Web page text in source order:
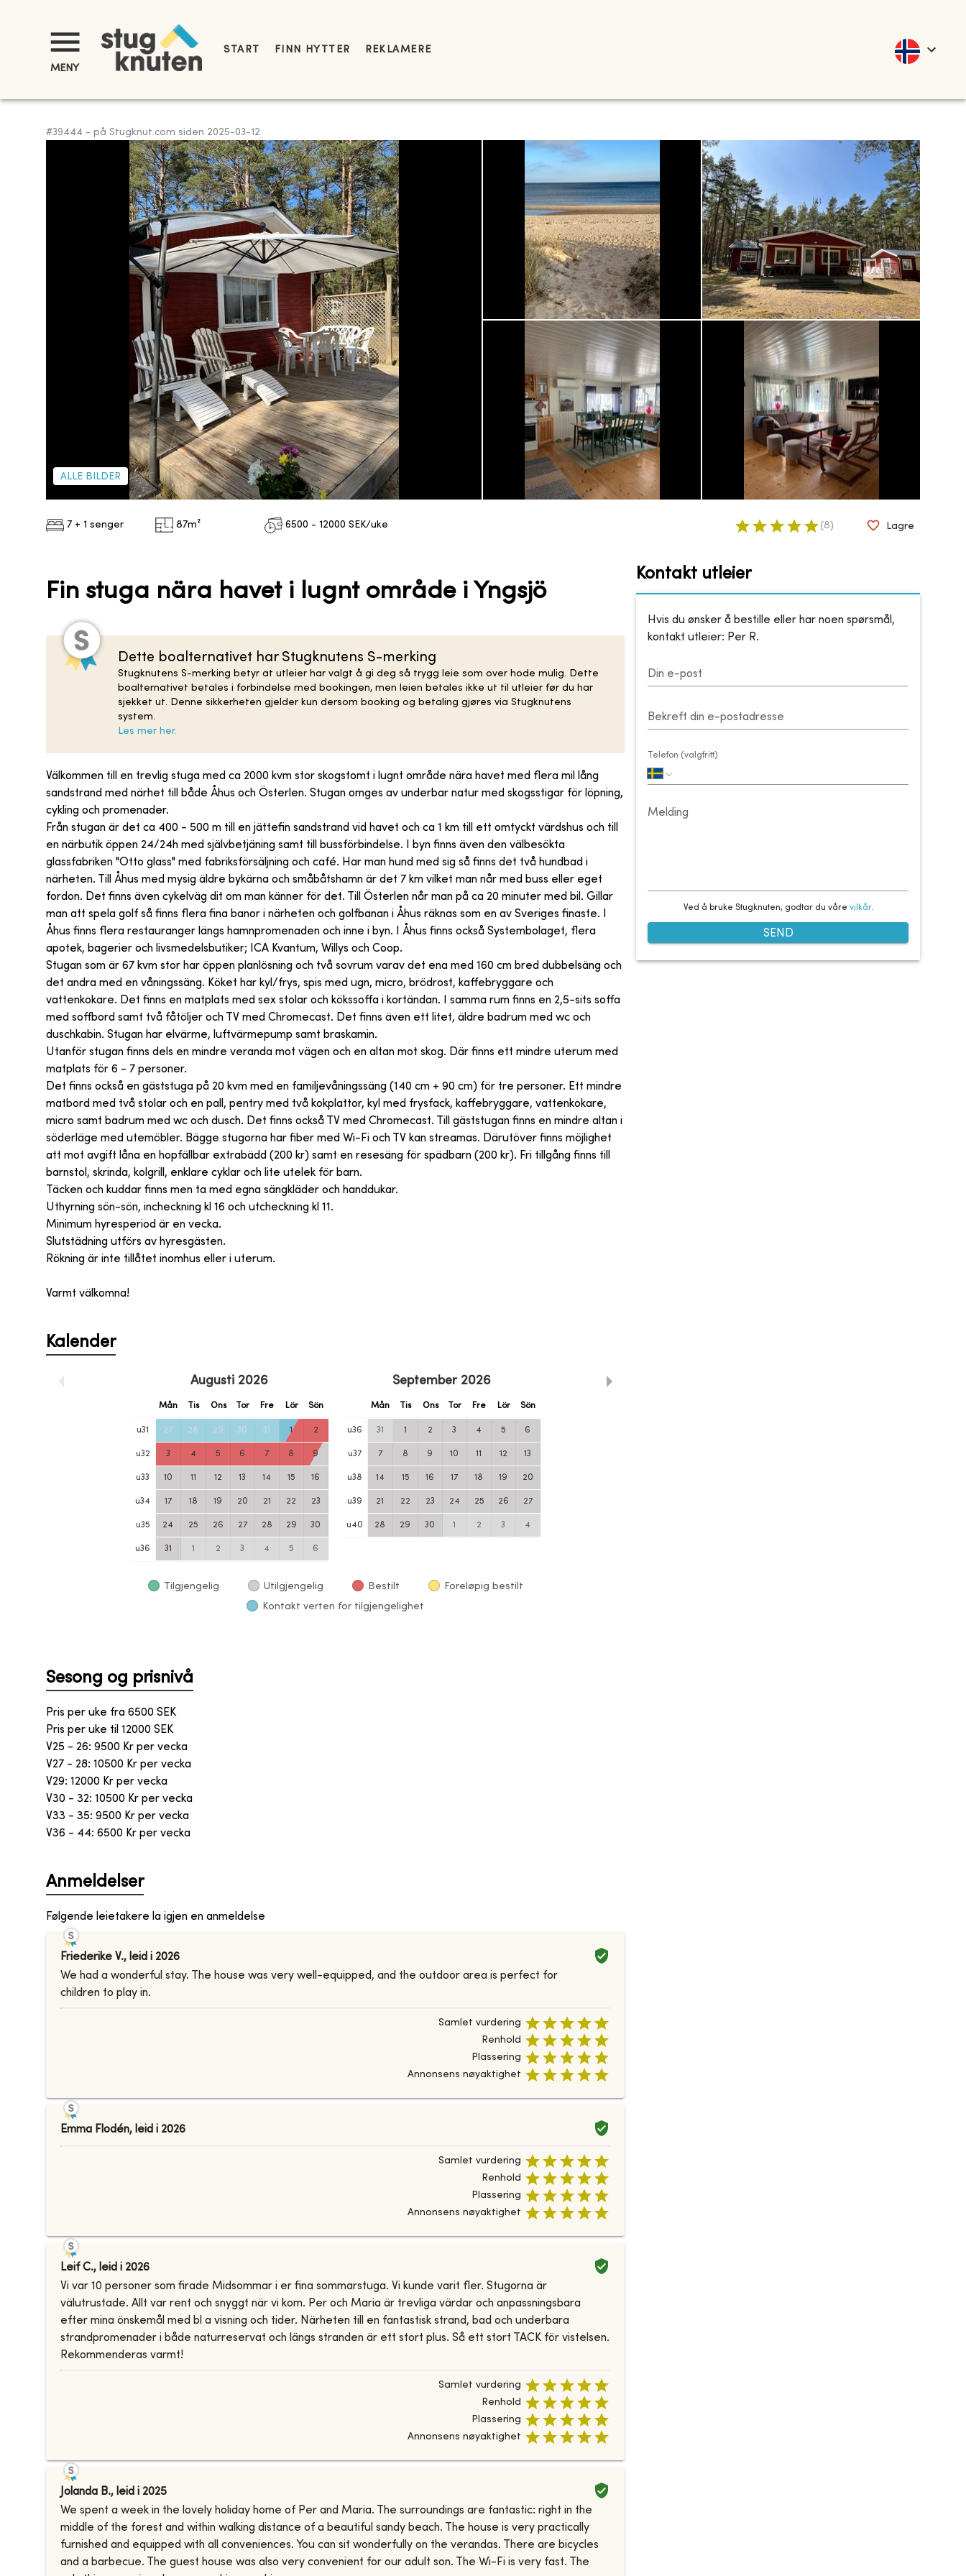
MENY
START FINN HYTTER REKLAMERE
#39444 - på Stugknut.com siden 2025-03-12
ALLE BILDER
7 + 1 senger 87m² 6500 - 12000 SEK/uke ( 8 ) Lagre
Fin stuga nära havet i lugnt område i Yngsjö
Dette boalternativet har Stugknutens S-merking
Stugknutens S-merking betyr at utleier har valgt å gi deg så trygg leie som over hode mulig. Dette
boalternativet betales i forbindelse med bookingen, men leien betales ikke ut til utleier før du har
sjekket ut. Denne sikkerheten gjelder kun dersom booking og betaling gjøres via Stugknutens
system.
Les mer her.
Välkommen till en trevlig stuga med ca 2000 kvm stor skogstomt i lugnt område nära havet med flera mil lång
sandstrand med närhet till både Åhus och Österlen. Stugan omges av underbar natur med skogsstigar för löpning,
cykling och promenader.
Från stugan är det ca 400 - 500 m till en jättefin sandstrand vid havet och ca 1 km till ett omtyckt värdshus och till
en närbutik öppen 24/24h med självbetjäning samt till bussförbindelse. I byn finns även den välbesökta
glassfabriken "Otto glass" med fabriksförsäljning och café. Har man hund med sig så finns det två hundbad i
närheten. Till Åhus med mysig äldre bykärna och småbåtshamn är det 7 km vilket man når med buss eller eget
fordon. Det finns även cykelväg dit om man känner för det. Till Österlen når man på ca 20 minuter med bil. Gillar
man att spela golf så finns flera fina banor i närheten och golfbanan i Åhus räknas som en av Sveriges finaste. I
Åhus finns flera restauranger längs hamnpromenaden och inne i byn. I Åhus finns också Systembolaget, flera
apotek, bagerier och livsmedelsbutiker; ICA Kvantum, Willys och Coop.
Stugan som är 67 kvm stor har öppen planlösning och två sovrum varav det ena med 160 cm bred dubbelsäng och
det andra med en våningssäng. Köket har kyl/frys, spis med ugn, micro, brödrost, kaffebryggare och
vattenkokare. Det finns en matplats med sex stolar och kökssoffa i kortändan. I samma rum finns en 2,5-sits soffa
med soffbord samt två fåtöljer och TV med Chromecast. Det finns även ett litet, äldre badrum med wc och
duschkabin. Stugan har elvärme, luftvärmepump samt braskamin.
Utanför stugan finns dels en mindre veranda mot vägen och en altan mot skog. Där finns ett mindre uterum med
matplats för 6 - 7 personer.
Det finns också en gäststuga på 20 kvm med en familjevåningssäng (140 cm + 90 cm) för tre personer. Ett mindre
matbord med två stolar och en pall, pentry med två kokplattor, kyl med frysfack, kaffebryggare, vattenkokare,
micro samt badrum med wc och dusch. Det finns också TV med Chromecast. Till gäststugan finns en mindre altan i
söderläge med utemöbler. Bägge stugorna har fiber med Wi-Fi och TV kan streamas. Därutöver finns möjlighet
att mot avgift låna en hopfällbar extrabädd (200 kr) samt en resesäng för spädbarn (200 kr). Fri tillgång finns till
barnstol, skrinda, kolgrill, enklare cyklar och lite utelek för barn.
Täcken och kuddar finns men ta med egna sängkläder och handdukar.
Uthyrning sön-sön, incheckning kl 16 och utcheckning kl 11.
Minimum hyresperiod är en vecka.
Slutstädning utförs av hyresgästen.
Rökning är inte tillåtet inomhus eller i uterum.
Varmt välkomna!
Kalender
Augusti 2026
Mån Tis Ons Tor Fre Lör Sön
u31 27 28 29 30 31 1 2
u32 3 4 5 6 7 8 9
u33 10 11 12 13 14 15 16
u34 17 18 19 20 21 22 23
u35 24 25 26 27 28 29 30
u36 31 1 2 3 4 5 6
September 2026
Mån Tis Ons Tor Fre Lör Sön
u36 31 1 2 3 4 5 6
u37 7 8 9 10 11 12 13
u38 14 15 16 17 18 19 20
u39 21 22 23 24 25 26 27
u40 28 29 30 1 2 3 4
Tilgjengelig Utilgjengelig Bestilt Foreløpig bestilt
Kontakt verten for tilgjengelighet
Sesong og prisnivå
Pris per uke fra 6500 SEK
Pris per uke til 12000 SEK
V25 - 26: 9500 Kr per vecka
V27 - 28: 10500 Kr per vecka
V29: 12000 Kr per vecka
V30 - 32: 10500 Kr per vecka
V33 - 35: 9500 Kr per vecka
V36 - 44: 6500 Kr per vecka
Anmeldelser
Følgende leietakere la igjen en anmeldelse
Friederike V., leid i 2026
We had a wonderful stay. The house was very well-equipped, and the outdoor area is perfect for
children to play in.
Samlet vurdering
Renhold
Plassering
Annonsens nøyaktighet
Emma Flodén, leid i 2026
Samlet vurdering
Renhold
Plassering
Annonsens nøyaktighet
Leif C., leid i 2026
Vi var 10 personer som firade Midsommar i er fina sommarstuga. Vi kunde varit fler. Stugorna är
välutrustade. Allt var rent och snyggt när vi kom. Per och Maria är trevliga värdar och anpassningsbara
efter mina önskemål med bl a visning och tider. Närheten till en fantastisk strand, bad och underbara
strandpromenader i både naturreservat och längs stranden är ett stort plus. Så ett stort TACK för vistelsen.
Rekommenderas varmt!
Samlet vurdering
Renhold
Plassering
Annonsens nøyaktighet
Jolanda B., leid i 2025
We spent a week in the lovely holiday home of Per and Maria. The surroundings are fantastic: right in the
middle of the forest and within walking distance of a beautiful sandy beach. The house is very practically
furnished and equipped with all conveniences. You can sit wonderfully on the verandas. There are bicycles
and a barbecue. The guest house was also very convenient for our adult son. The Wi-Fi is very fast. The
Kontakt utleier
Hvis du ønsker å bestille eller har noen spørsmål,
kontakt utleier: Per R.
Din e-post
Bekreft din e-postadresse
Telefon (valgfritt)
Melding
Ved å bruke Stugknuten, godtar du våre vilkår.
SEND